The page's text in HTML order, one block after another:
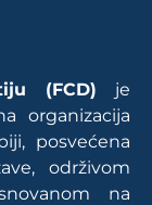
(FCD) je
organizacija
posvećena
održivom
na